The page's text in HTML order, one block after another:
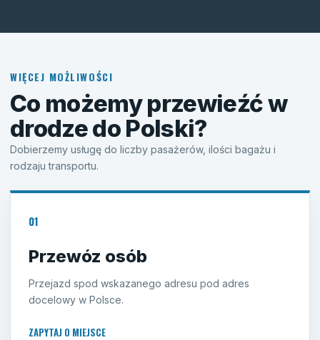
WIĘCEJ MOŻLIWOŚCI
Co możemy przewieźć w
drodze do Polski?
Dobierzemy usługę do liczby pasażerów, ilości bagażu i
rodzaju transportu.
01
Przewóz osób
Przejazd spod wskazanego adresu pod adres
docelowy w Polsce.
ZAPYTAJ O MIEJSCE